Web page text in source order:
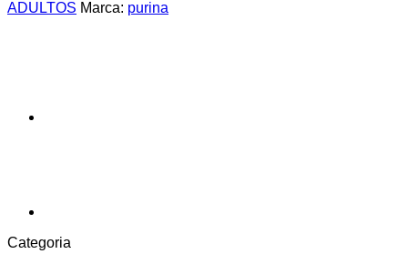
CON
ADULTOS Marca: purina
Categoria